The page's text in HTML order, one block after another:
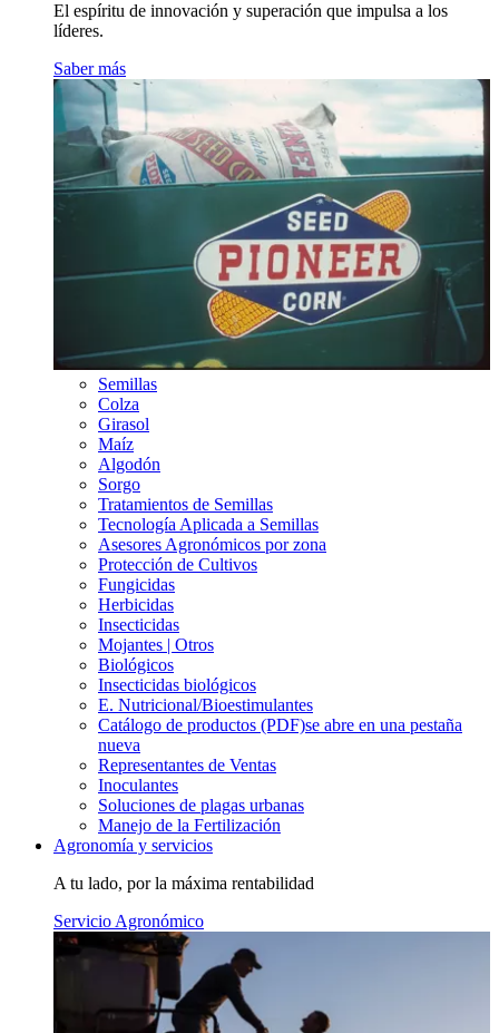
El espíritu de innovación y superación que impulsa a los
líderes.
Saber más
Semillas
Colza
Girasol
Maíz
Algodón
Sorgo
Tratamientos de Semillas
Tecnología Aplicada a Semillas
Asesores Agronómicos por zona
Protección de Cultivos
Fungicidas
Herbicidas
Insecticidas
Mojantes | Otros
Biológicos
Insecticidas biológicos
E. Nutricional/Bioestimulantes
Catálogo de productos (PDF)se abre en una pestaña
nueva
Representantes de Ventas
Inoculantes
Soluciones de plagas urbanas
Manejo de la Fertilización
Agronomía y servicios
A tu lado, por la máxima rentabilidad
Servicio Agronómico